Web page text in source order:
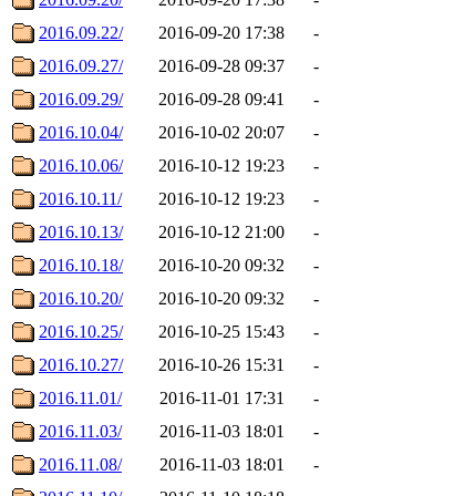
2016.09.22/
2016-09-20 17:38
-
2016.09.27/
2016-09-28 09:37
-
2016.09.29/
2016-09-28 09:41
-
2016.10.04/
2016-10-02 20:07
-
2016.10.06/
2016-10-12 19:23
-
2016.10.11/
2016-10-12 19:23
-
2016.10.13/
2016-10-12 21:00
-
2016.10.18/
2016-10-20 09:32
-
2016.10.20/
2016-10-20 09:32
-
2016.10.25/
2016-10-25 15:43
-
2016.10.27/
2016-10-26 15:31
-
2016.11.01/
2016-11-01 17:31
-
2016.11.03/
2016-11-03 18:01
-
2016.11.08/
2016-11-03 18:01
-